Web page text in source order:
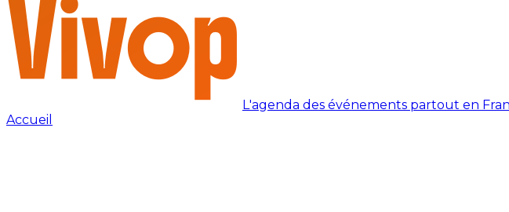
L'agenda des événements partout en
Accueil